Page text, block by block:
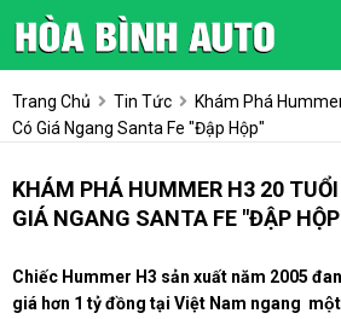
Trang Chủ Tin Tức
Khám Phá
Có Giá Ngang Santa Fe "đập Hộp"
KHÁM PHÁ HUMMER H3 20
GIÁ NGANG SANTA FE "ĐẬP
Chiếc Hummer H3 sản xuất năm 2005
giá hơn 1 tỷ đồng tại Việt Nam ngang